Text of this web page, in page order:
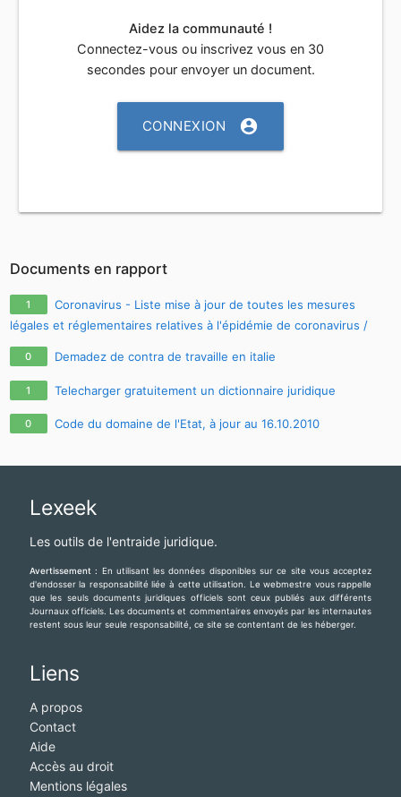
Aidez la communauté !
Connectez-vous ou inscrivez vous en 30
secondes pour envoyer un document.
CONNEXION account_circle
Documents en rapport
1
Coronavirus - Liste mise à jour de toutes les mesures
légales et réglementaires relatives à l'épidémie de coronavirus /
covid-19 / sars-cov-2
0 Demadez de contra de travaille en italie
1 Telecharger gratuitement un dictionnaire juridique
0 Code du domaine de l'Etat, à jour au 16.10.2010
Lexeek
Les outils de l'entraide juridique.
Avertissement : En utilisant les données disponibles sur ce site vous acceptez
d'endosser la responsabilité liée à cette utilisation. Le webmestre vous rappelle
que les seuls documents juridiques officiels sont ceux publiés aux différents
Journaux officiels. Les documents et commentaires envoyés par les internautes
restent sous leur seule responsabilité, ce site se contentant de les héberger.
Liens
A propos
Contact
Aide
Accès au droit
Mentions légales